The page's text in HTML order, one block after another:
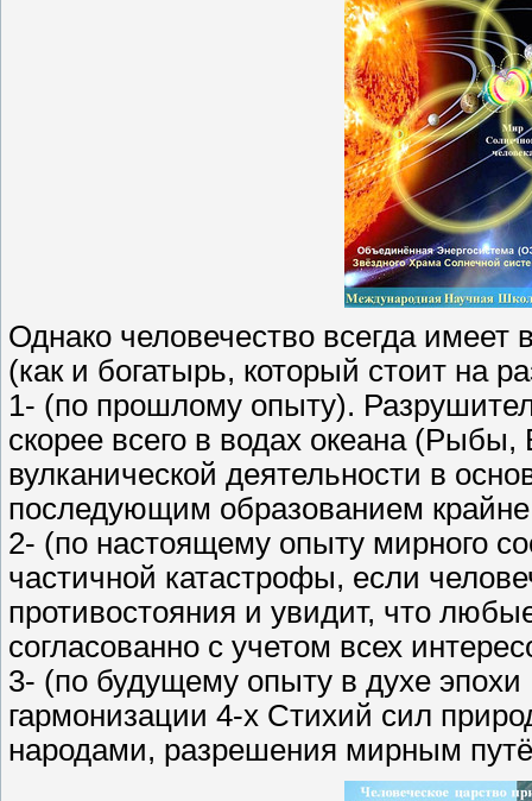
Однако человечество всегда
(как и богатырь, который стоит на
1- (по прошлому опыту).
скорее всего в водах океана
вулканической деятельности в
последующим образованием
2- (по настоящему опыту мирного
частичной катастрофы, если
противостояния и увидит, что
согласованно с учетом всех
3- (по будущему опыту в духе
гармонизации 4-х Стихий сил
народами, разрешения мирным